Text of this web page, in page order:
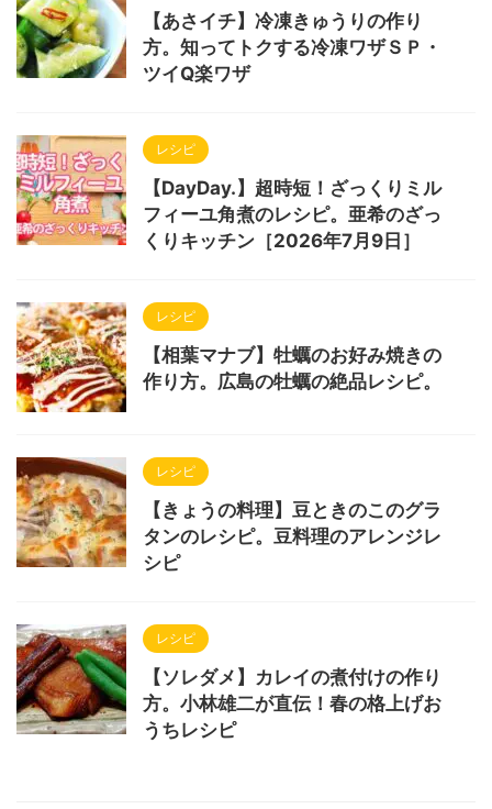
【あさイチ】冷凍きゅうりの作り
方。知ってトクする冷凍ワザＳＰ・
ツイQ楽ワザ
レシピ
【DayDay.】超時短！ざっくりミル
フィーユ角煮のレシピ。亜希のざっ
くりキッチン［2026年7月9日］
レシピ
【相葉マナブ】牡蠣のお好み焼きの
作り方。広島の牡蠣の絶品レシピ。
レシピ
【きょうの料理】豆ときのこのグラ
タンのレシピ。豆料理のアレンジレ
シピ
レシピ
【ソレダメ】カレイの煮付けの作り
方。小林雄二が直伝！春の格上げお
うちレシピ